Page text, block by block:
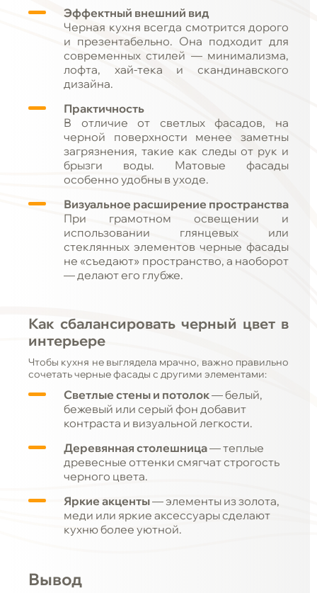
Эффектный внешний вид
Черная кухня всегда смотрится дорого
и презентабельно. Она подходит для
современных стилей — минимализма,
лофта, хай-тека и скандинавского
дизайна.
Практичность
В отличие от светлых фасадов, на
черной поверхности менее заметны
загрязнения, такие как следы от рук и
брызги воды. Матовые фасады
особенно удобны в уходе.
Визуальное расширение пространства
При грамотном освещении и
использовании глянцевых или
стеклянных элементов черные фасады
не «съедают» пространство, а наоборот
— делают его глубже.
Как сбалансировать черный цвет в
интерьере
Чтобы кухня не выглядела мрачно, важно правильно
сочетать черные фасады с другими элементами:
Светлые стены и потолок— белый,
бежевый или серый фон добавит
контраста и визуальной легкости.
Деревянная столешница— теплые
древесные оттенки смягчат строгость
черного цвета.
Яркие акценты— элементы из золота,
меди или яркие аксессуары сделают
кухню более уютной.
Вывод